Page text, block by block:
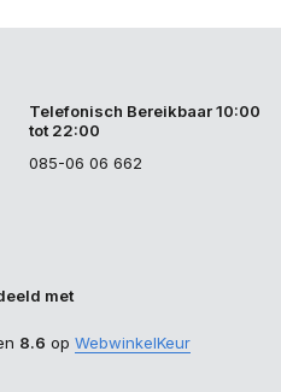
Telefonisch Bereikbaar 10:00
tot 22:00
085-06 06 662
met
8.6 op WebwinkelKeur